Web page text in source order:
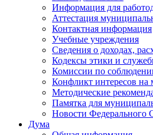
Информация для
Аттестация
Контактная информация
Учебные учреждения
Сведения о доходах,
Кодексы этики и
Комиссии по
Конфликт интересов
Методические
Памятка для
Новости Федерального
Дума